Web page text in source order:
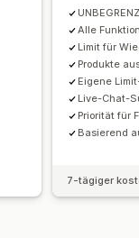
Alle
Limit für
Produkte
Eigene
Live-Chat-
Priorität für
Basierend
7-tägiger